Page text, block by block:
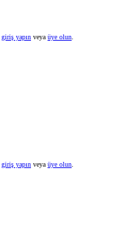
giriş yapın veya üye olun
giriş yapın veya üye olun